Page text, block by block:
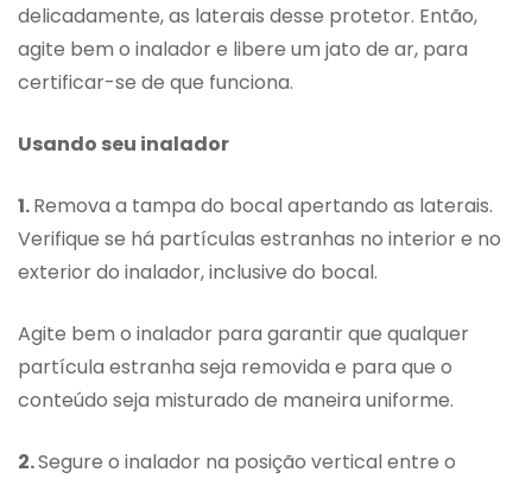
delicadamente, as laterais desse protetor. Então,
agite bem o inalador e libere um jato de ar, para
certificar-se de que funciona.
Usando seu inalador
1.Remova a tampa do bocal apertando as laterais.
Verifique se há partículas estranhas no interior e no
exterior do inalador, inclusive do bocal.
Agite bem o inalador para garantir que qualquer
partícula estranha seja removida e para que o
conteúdo seja misturado de maneira uniforme.
2.Segure o inalador na posição vertical entre o